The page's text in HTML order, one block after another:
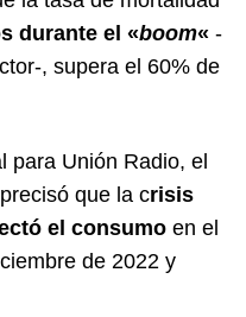
durante el «boom« -
, supera el 60% de
para Unión Radio, el
que la crisis
el consumo en el
de 2022 y